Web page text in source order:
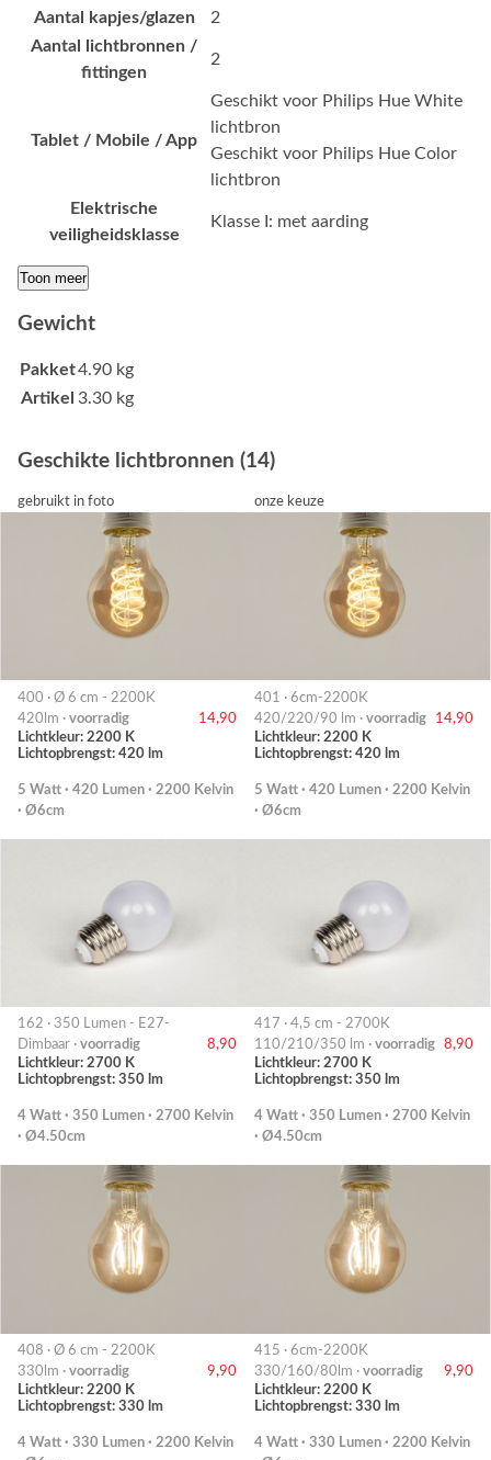
Aantal kapjes/glazen
2
Aantal lichtbronnen /
fittingen
2
Tablet / Mobile / App
Geschikt voor Philips Hue White
lichtbron
Geschikt voor Philips Hue Color
lichtbron
Elektrische
veiligheidsklasse
Klasse I: met aarding
Toon meer
Gewicht
Pakket4.90 kg
Artikel 3.30 kg
Geschikte lichtbronnen (14)
gebruikt in foto
400 · Ø 6 cm - 2200K
420lm · voorradig
14,90
Lichtkleur: 2200 K
Lichtopbrengst: 420 lm
5 Watt · 420 Lumen · 2200 Kelvin
· Ø6cm
onze keuze
401 · 6cm-2200K
420/220/90 lm · voorradig
14,90
Lichtkleur: 2200 K
Lichtopbrengst: 420 lm
5 Watt · 420 Lumen · 2200 Kelvin
· Ø6cm
162 · 350 Lumen - E27-
Dimbaar · voorradig
8,90
Lichtkleur: 2700 K
Lichtopbrengst: 350 lm
4 Watt · 350 Lumen · 2700 Kelvin
· Ø4.50cm
417 · 4,5 cm - 2700K
110/210/350 lm · voorradig
8,90
Lichtkleur: 2700 K
Lichtopbrengst: 350 lm
4 Watt · 350 Lumen · 2700 Kelvin
· Ø4.50cm
408 · Ø 6 cm - 2200K
330lm · voorradig
9,90
Lichtkleur: 2200 K
Lichtopbrengst: 330 lm
4 Watt · 330 Lumen · 2200 Kelvin
415 · 6cm-2200K
330/160/80lm · voorradig
9,90
Lichtkleur: 2200 K
Lichtopbrengst: 330 lm
4 Watt · 330 Lumen · 2200 Kelvin